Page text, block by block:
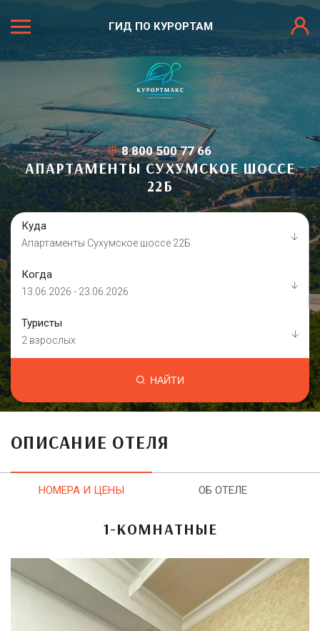
ГИД ПО КУРОРТАМ
8 800 500 77 66
АПАРТАМЕНТЫ СУХУМСКОЕ ШОССЕ
22Б
Куда
Апартаменты Сухумское шоссе 22Б
Когда
13.06.2026 - 23.06.2026
Туристы
2 взрослых
НАЙТИ
ОПИСАНИЕ ОТЕЛЯ
НОМЕРА И ЦЕНЫ ОБ ОТЕЛЕ
1-КОМНАТНЫЕ